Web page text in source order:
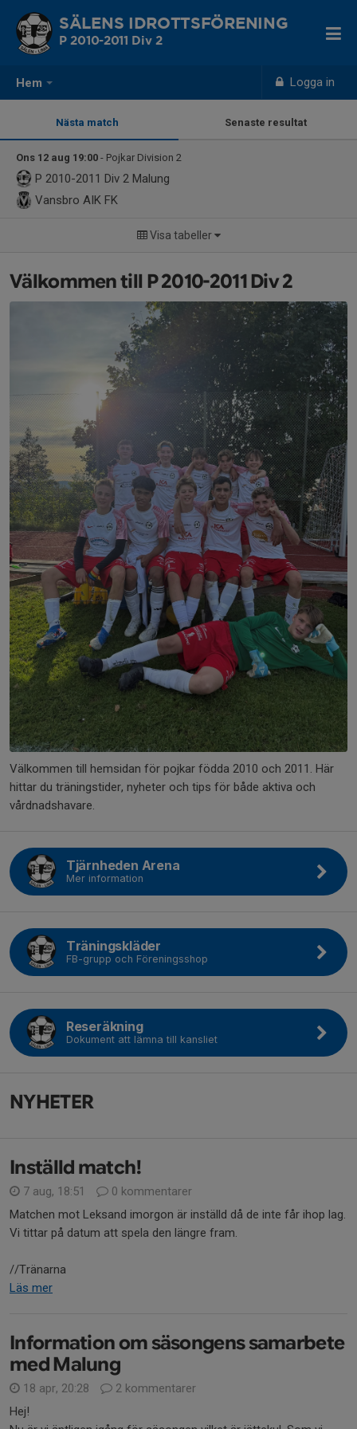
Hem Logga in
SÄLENS IDROTTSFÖRENING
P 2010-2011 Div 2
Nästa match Senaste resultat
Ons 12 aug 19:00 - Pojkar Division 2
P 2010-2011 Div 2 Malung
Vansbro AIK FK
Visa tabeller
Välkommen till P 2010-2011 Div 2
Välkommen till hemsidan för pojkar födda 2010 och 2011. Här
hittar du träningstider, nyheter och tips för både aktiva och
vårdnadshavare.
Tjärnheden Arena
Mer information
Träningskläder
FB-grupp och Föreningsshop
Reseräkning
Dokument att lämna till kansliet
NYHETER
Inställd match!
7 aug, 18:51
0 kommentarer
Matchen mot Leksand imorgon är inställd då de inte får ihop lag.
Vi tittar på datum att spela den längre fram.
//Tränarna
Läs mer
Information om säsongens samarbete
med Malung
18 apr, 20:28
2 kommentarer
Hej!